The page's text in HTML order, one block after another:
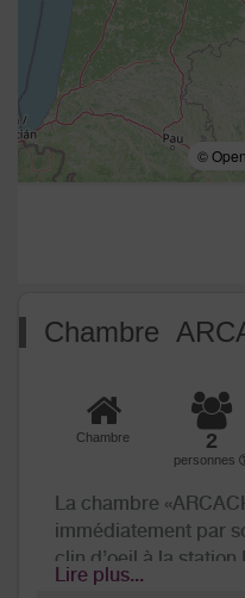
©
Chambre
Chambre 2
personnes
La chambre
immédiatement par
clin d’oeil à la station
La décoration
Lire plus...